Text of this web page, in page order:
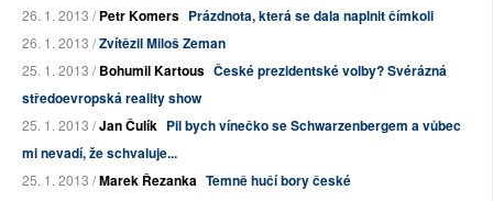
26. 1. 2013 /Petr Komers Prázdnota, která se dala naplnit čímkoli
26. 1. 2013 /Zvítězil Miloš Zeman
25. 1. 2013 /Bohumil Kartous České prezidentské volby? Svérázná
středoevropská reality show
25. 1. 2013 /Jan Čulík Pil bych vínečko se Schwarzenbergem a vůbec
mi nevadí, že schvaluje...
25. 1. 2013 /Marek Řezanka Temně hučí bory české